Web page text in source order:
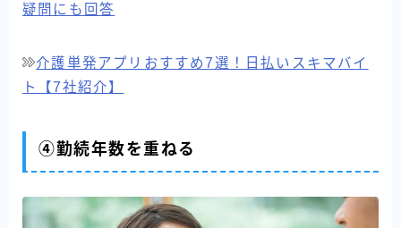
疑問にも回答
介護単発アプリおすすめ7選！日払いスキマバイ
ト【7社紹介】
④勤続年数を重ねる